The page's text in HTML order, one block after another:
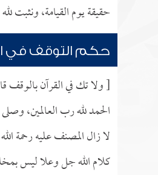
حقيقة يوم القيامة، ونثبت
حكم التوقف في
[ ولا تك في القرآن بالوقف
الحمد لله رب العالمين،
لا زال المصنف عليه رحمة
كلام الله جل وعلا ليس